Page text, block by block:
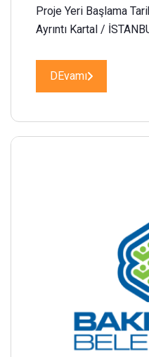
Proje Yeri Başlama
Ayrıntı Kartal /
DEvamı